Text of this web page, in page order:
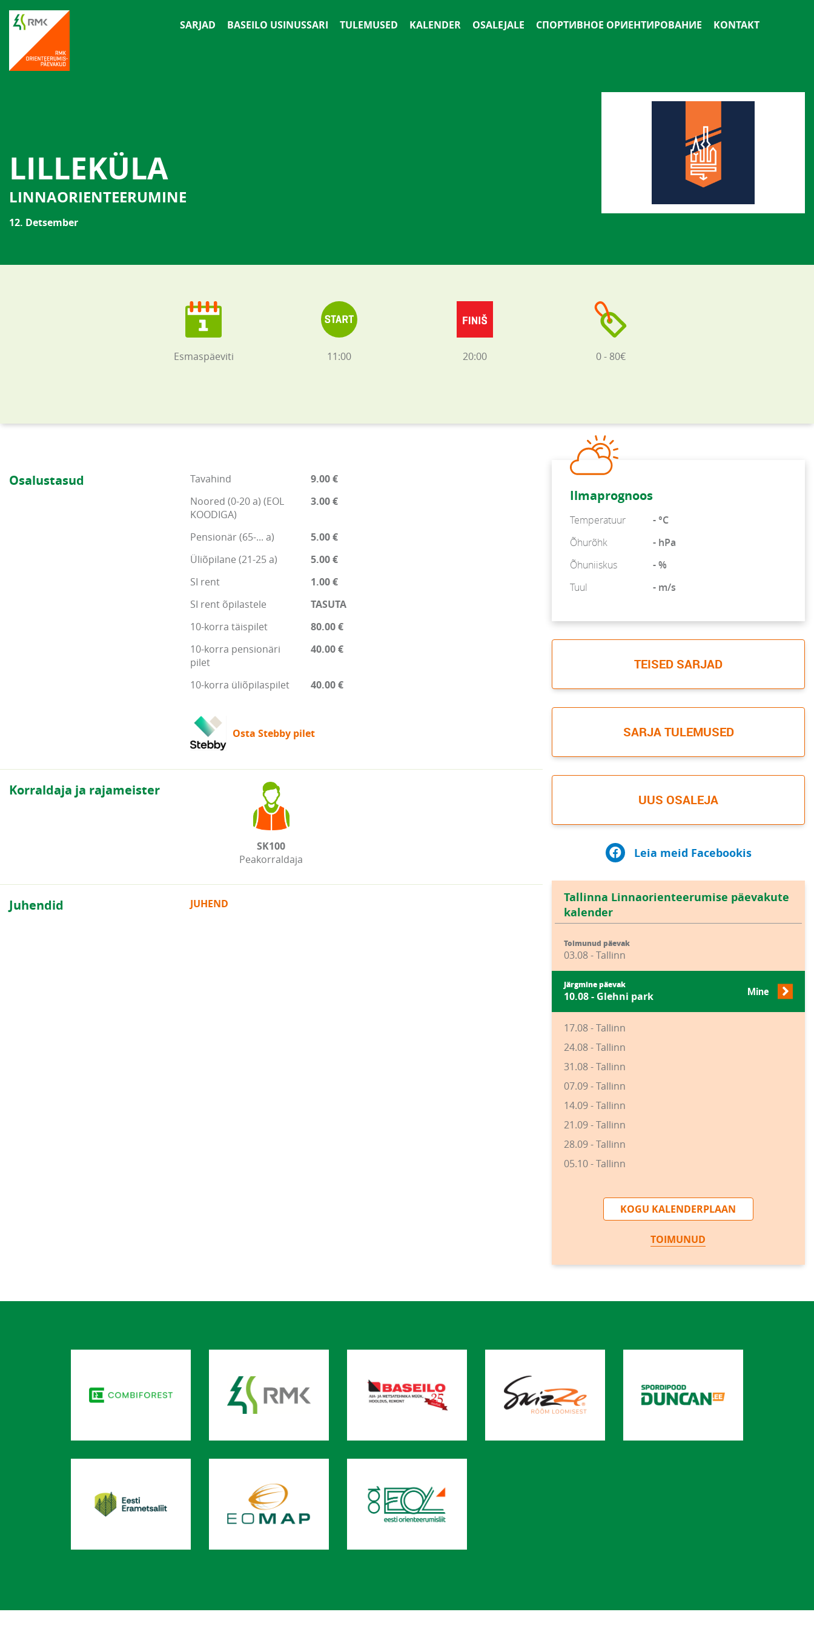
SARJAD BASEILO USINUSSARI TULEMUSED KALENDER OSALEJALE СПОРТИВНОЕ ОРИЕНТИРОВАНИЕ KONTAKT
LILLEKÜLA
LINNAORIENTEERUMINE
12. Detsember
Esmaspäeviti 11:00 20:00 0 - 80€
Osalustasud Tavahind
9.00 €
Noored (0-20 a) (EOL
KOODIGA)
3.00 €
Pensionär (65-... a)
5.00 €
Üliõpilane (21-25 a)
5.00 €
SI rent
1.00 €
SI rent õpilastele
TASUTA
10-korra täispilet
80.00 €
10-korra pensionäri
pilet
40.00 €
10-korra üliõpilaspilet 40.00 €
Osta Stebby pilet
Korraldaja ja rajameister
SK100
Peakorraldaja
Juhendid JUHEND
Ilmaprognoos
Temperatuur
- °C
Õhurõhk
- hPa
Õhuniiskus
- %
Tuul
- m/s
TEISED SARJAD
SARJA TULEMUSED
UUS OSALEJA
Leia meid Facebookis
Tallinna Linnaorienteerumise päevakute
kalender
Toimunud päevak
03.08 - Tallinn
Järgmine päevak
10.08 - Glehni park Mine
17.08 - Tallinn
24.08 - Tallinn
31.08 - Tallinn
07.09 - Tallinn
14.09 - Tallinn
21.09 - Tallinn
28.09 - Tallinn
05.10 - Tallinn
KOGU KALENDERPLAAN
TOIMUNUD